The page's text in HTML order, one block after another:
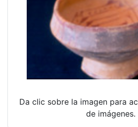
Da clic sobre la imagen para
de imágenes.